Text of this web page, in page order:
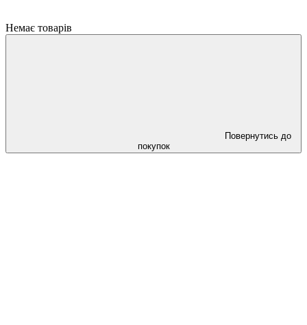
Немає товарів
Повернутись до
покупок